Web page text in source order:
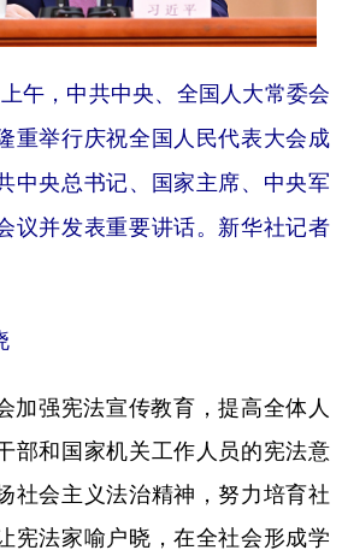
午，中共中央、全国人大常委会
重举行庆祝全国人民代表大会成
中央总书记、国家主席、中央军
议并发表重要讲话。新华社记者
强宪法宣传教育，提高全体人
部和国家机关工作人员的宪法意
社会主义法治精神，努力培育社
宪法家喻户晓，在全社会形成学